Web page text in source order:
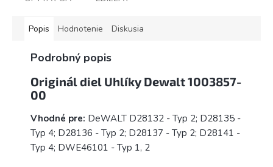
Popis Hodnotenie Diskusia
Podrobný popis
Originál diel Uhlíky Dewalt 1003857-
00
Vhodné pre: DeWALT D28132 - Typ 2; D28135 -
Typ 4; D28136 - Typ 2; D28137 - Typ 2; D28141 -
Typ 4; DWE46101 - Typ 1, 2